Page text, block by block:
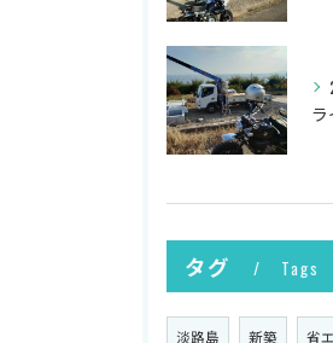
タグ Tags
淡路島 新築 省